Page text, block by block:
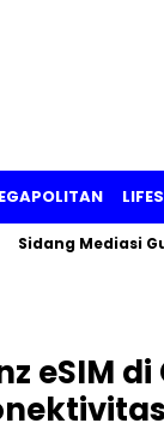
Mediasi
eSIM